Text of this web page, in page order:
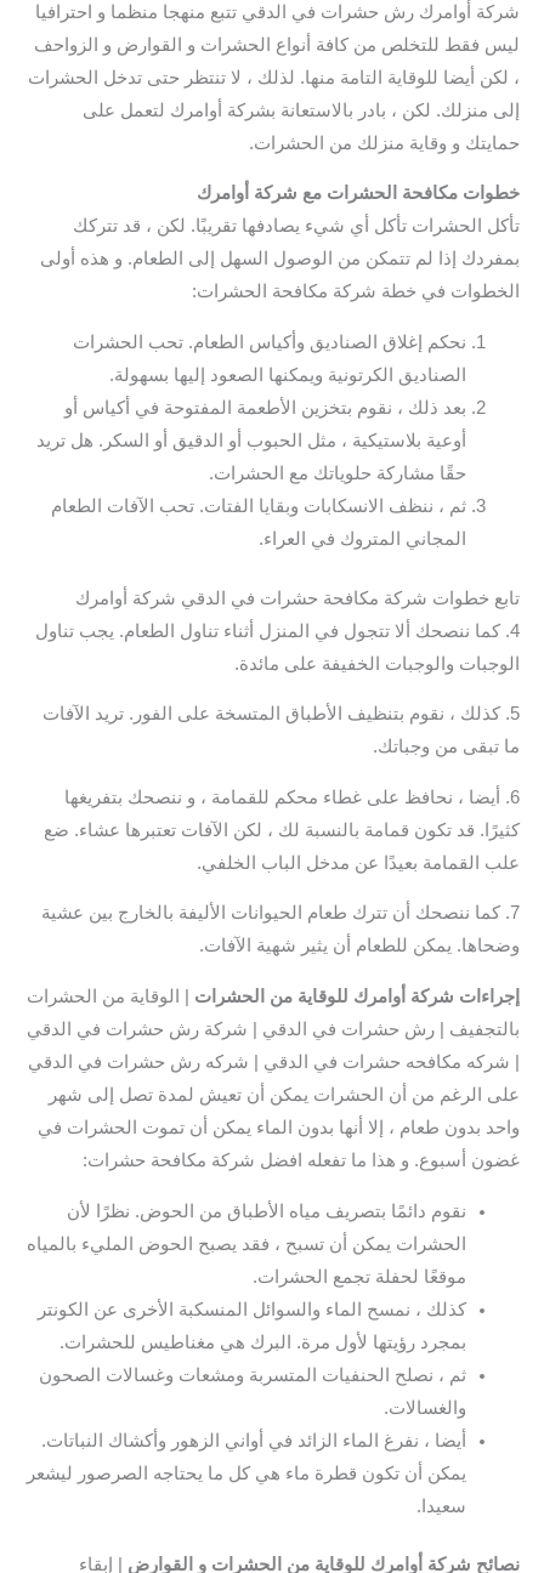
شركة أوامرك رش حشرات في الدقي تتبع منهجا منظما و احترافيا
ليس فقط للتخلص من كافة أنواع الحشرات و القوارض و الزواحف
، لكن أيضا للوقاية التامة منها. لذلك ، لا تنتظر حتى تدخل الحشرات
إلى منزلك. لكن ، بادر بالاستعانة بشركة أوامرك لتعمل على
حمايتك و وقاية منزلك من الحشرات.
خطوات مكافحة الحشرات مع شركة أوامرك
تأكل الحشرات تأكل أي شيء يصادفها تقريبًا. لكن ، قد تتركك
بمفردك إذا لم تتمكن من الوصول السهل إلى الطعام. و هذه أولى
الخطوات في خطة شركة مكافحة الحشرات:
نحكم إغلاق الصناديق وأكياس الطعام. تحب الحشرات
الصناديق الكرتونية ويمكنها الصعود إليها بسهولة.
بعد ذلك ، نقوم بتخزين الأطعمة المفتوحة في أكياس أو
أوعية بلاستيكية ، مثل الحبوب أو الدقيق أو السكر. هل تريد
حقًا مشاركة حلوياتك مع الحشرات.
ثم ، ننظف الانسكابات وبقايا الفتات. تحب الآفات الطعام
المجاني المتروك في العراء.
تابع خطوات شركة مكافحة حشرات في الدقي شركة أوامرك
4. كما ننصحك ألا تتجول في المنزل أثناء تناول الطعام. يجب تناول
الوجبات والوجبات الخفيفة على مائدة.
5. كذلك ، نقوم بتنظيف الأطباق المتسخة على الفور. تريد الآفات
ما تبقى من وجباتك.
6. أيضا ، نحافظ على غطاء محكم للقمامة ، و ننصحك بتفريغها
كثيرًا. قد تكون قمامة بالنسبة لك ، لكن الآفات تعتبرها عشاء. ضع
علب القمامة بعيدًا عن مدخل الباب الخلفي.
7. كما ننصحك أن تترك طعام الحيوانات الأليفة بالخارج بين عشية
وضحاها. يمكن للطعام أن يثير شهية الآفات.
إجراءات شركة أوامرك للوقاية من الحشرات | الوقاية من الحشرات
بالتجفيف | رش حشرات في الدقي | شركة رش حشرات في الدقي
| شركه مكافحه حشرات في الدقي | شركه رش حشرات في الدقي
على الرغم من أن الحشرات يمكن أن تعيش لمدة تصل إلى شهر
واحد بدون طعام ، إلا أنها بدون الماء يمكن أن تموت الحشرات في
غضون أسبوع. و هذا ما تفعله افضل شركة مكافحة حشرات:
نقوم دائمًا بتصريف مياه الأطباق من الحوض. نظرًا لأن
الحشرات يمكن أن تسبح ، فقد يصبح الحوض المليء بالمياه
موقعًا لحفلة تجمع الحشرات.
كذلك ، نمسح الماء والسوائل المنسكبة الأخرى عن الكونتر
بمجرد رؤيتها لأول مرة. البرك هي مغناطيس للحشرات.
ثم ، نصلح الحنفيات المتسربة ومشعات وغسالات الصحون
والغسالات.
أيضا ، نفرغ الماء الزائد في أواني الزهور وأكشاك النباتات.
يمكن أن تكون قطرة ماء هي كل ما يحتاجه الصرصور ليشعر
سعيدا.
نصائح شركة أوامرك للوقاية من الحشرات و القوارض | إبقاء